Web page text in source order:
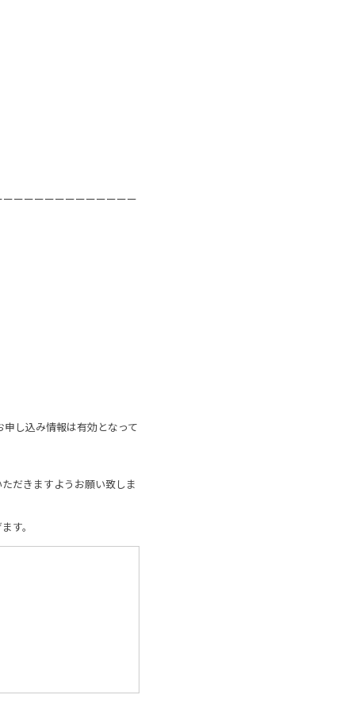
ーーーーーーーーーーーー
し込み情報は有効となって
だきますようお願い致しま
す。